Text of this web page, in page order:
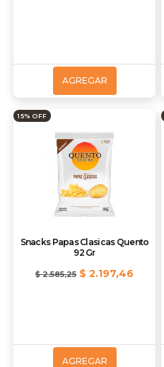
AGREGAR
15% OFF
Snacks Papas Clasicas Quento
92 Gr
$ 2.585,25 $ 2.197,46
AGREGAR